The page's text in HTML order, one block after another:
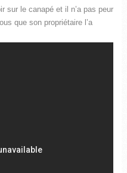
sur le canapé et il n’a pas peur
que son propriétaire l’a